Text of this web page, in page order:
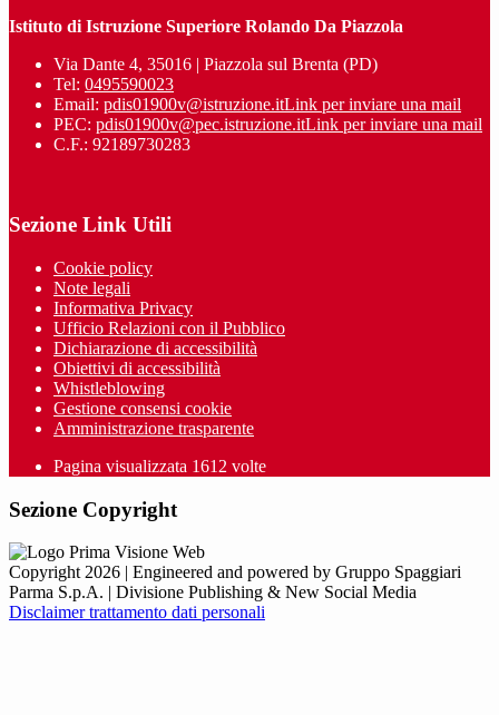
Istituto di Istruzione Superiore Rolando Da Piazzola
Via Dante 4, 35016 | Piazzola sul Brenta (PD)
Tel: 0495590023
Email: pdis01900v@istruzione.itLink per inviare una mail
PEC: pdis01900v@pec.istruzione.itLink per inviare una mail
C.F.: 92189730283
Sezione Link Utili
Cookie policy
Note legali
Informativa Privacy
Ufficio Relazioni con il Pubblico
Dichiarazione di accessibilità
Obiettivi di accessibilità
Whistleblowing
Gestione consensi cookie
Amministrazione trasparente
Pagina visualizzata 1612 volte
Sezione Copyright
Copyright 2026 | Engineered and powered by Gruppo Spaggiari
Parma S.p.A. | Divisione Publishing & New Social Media
Disclaimer trattamento dati personali